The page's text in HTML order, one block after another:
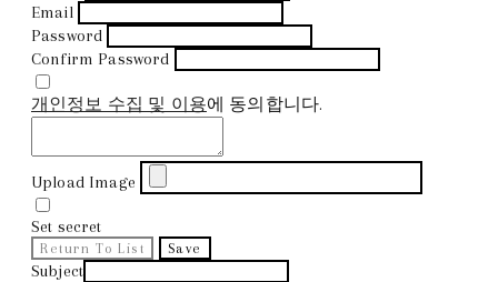
Email
Password
Confirm Password
개인정보 수집 및 이용에 동의합니다.
Upload Image
Set secret
Return To List Save
Subject